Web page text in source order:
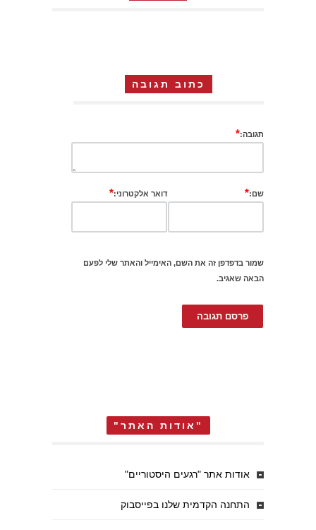
כתוב תגובה
תגובה:*
שם:* דואר אלקטרוני:*
שמור בדפדפן זה את השם, האימייל והאתר שלי לפעם
הבאה שאגיב.
"אודות האתר"
אודות אתר "רגעים היסטוריים"
התחנה הקדמית שלנו בפייסבוק